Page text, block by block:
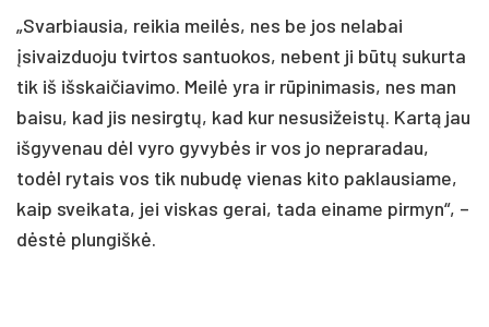
„Svarbiausia, reikia meilės, nes be jos nelabai
įsivaizduoju tvirtos santuokos, nebent ji būtų sukurta
tik iš išskaičiavimo. Meilė yra ir rūpinimasis, nes man
baisu, kad jis nesirgtų, kad kur nesusižeistų. Kartą jau
išgyvenau dėl vyro gyvybės ir vos jo nepraradau,
todėl rytais vos tik nubudę vienas kito paklausiame,
kaip sveikata, jei viskas gerai, tada einame pirmyn“, –
dėstė plungiškė.